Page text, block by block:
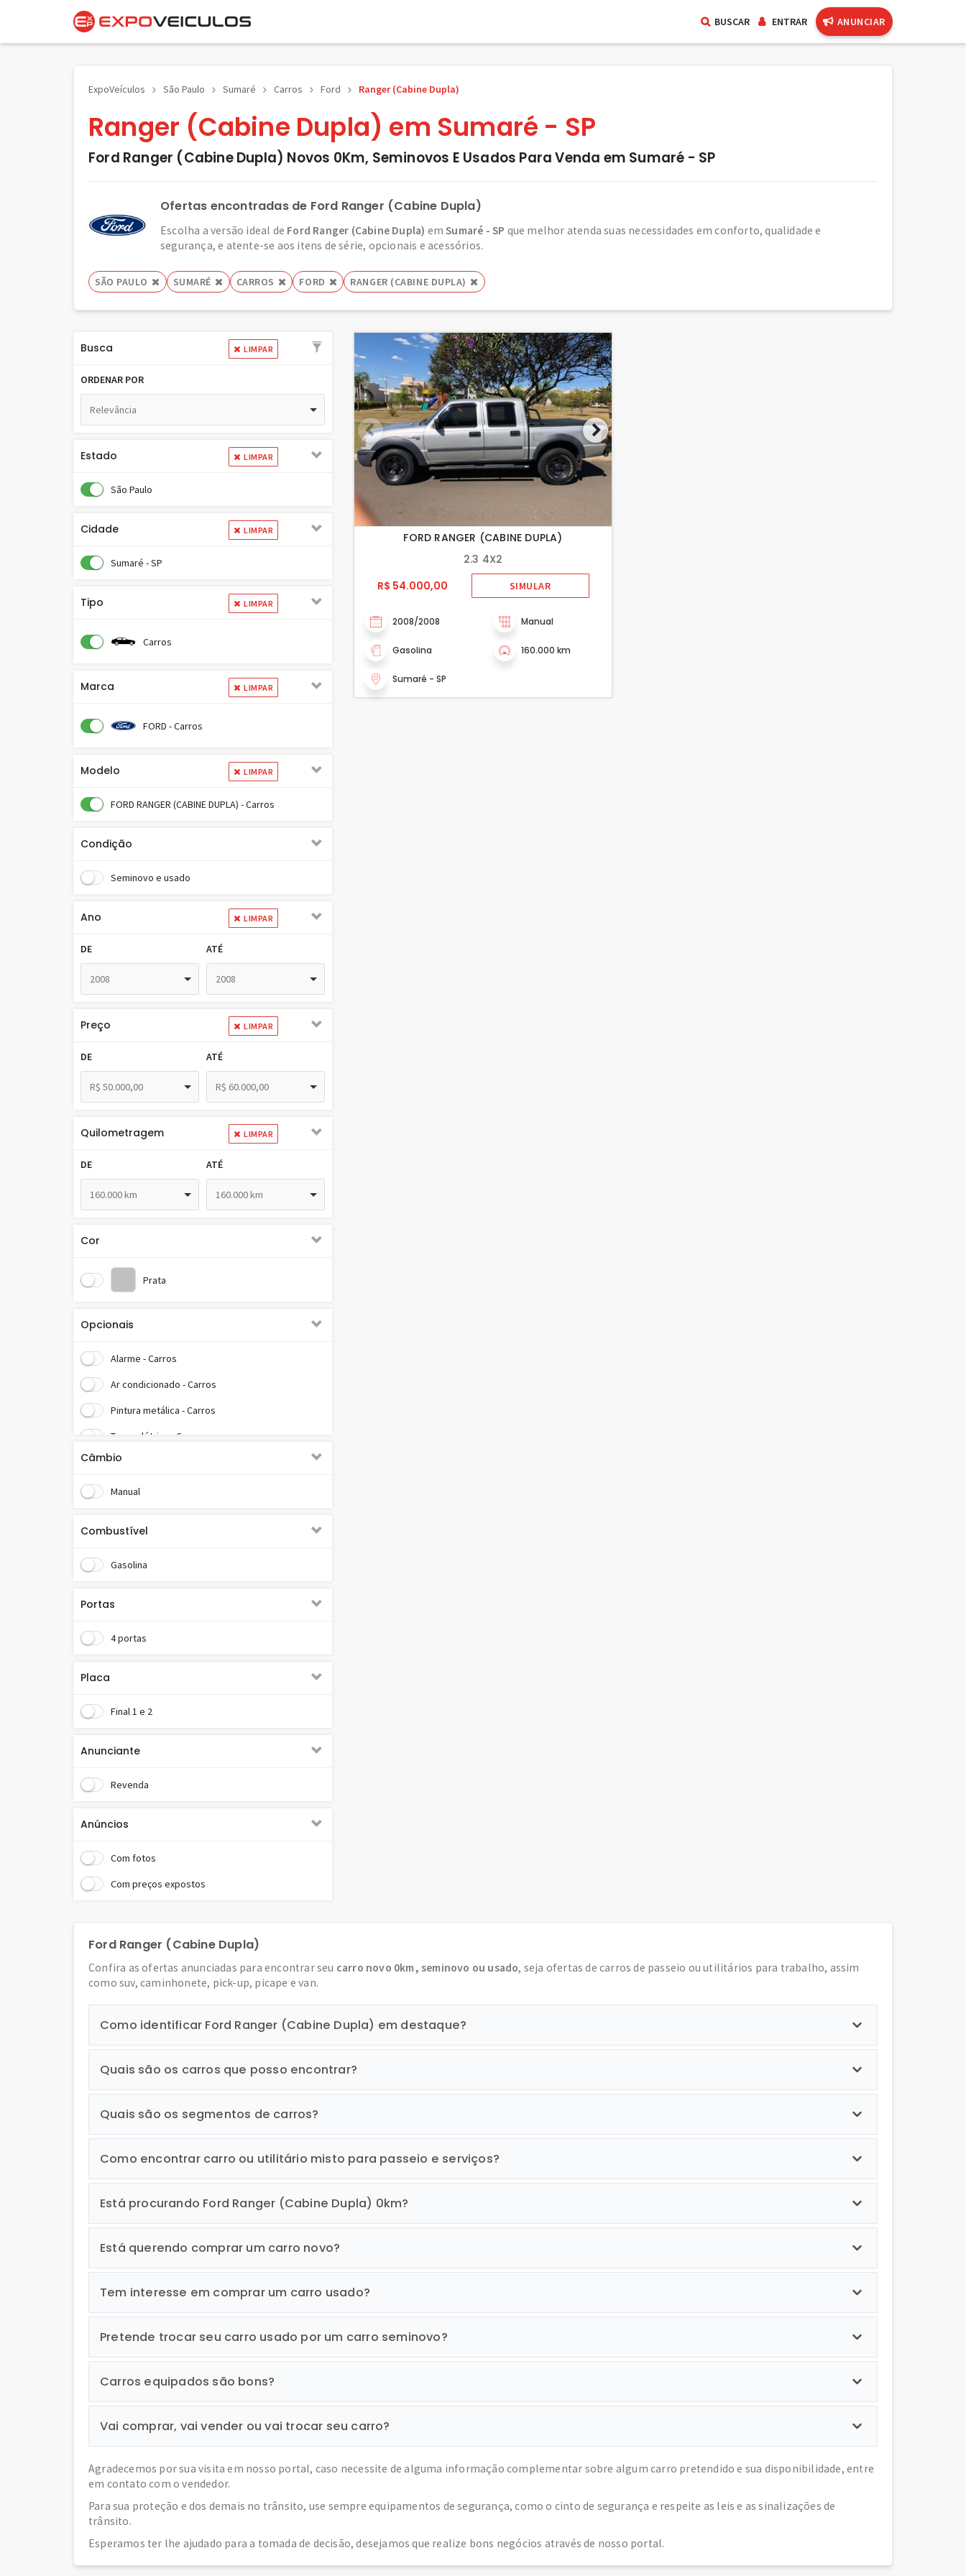
BUSCAR ENTRAR ANUNCIAR
ExpoVeículos São Paulo Sumaré Carros Ford Ranger (Cabine Dupla)
Ranger (Cabine Dupla) em Sumaré - SP
Ford Ranger (Cabine Dupla) Novos 0Km, Seminovos E Usados Para Venda em Sumaré - SP
Ofertas encontradas de Ford Ranger (Cabine Dupla)
Escolha a versão ideal de Ford Ranger (Cabine Dupla) emSumaré - SP que melhor atenda suas necessidades em conforto, qualidade e
segurança, e atente-se aos itens de série, opcionais e acessórios.
SÃO PAULO SUMARÉ CARROS FORD RANGER (CABINE DUPLA)
Busca LIMPAR
ORDENAR POR
Relevância
Estado LIMPAR
São Paulo
Cidade LIMPAR
Sumaré - SP
Tipo LIMPAR
Carros
Marca LIMPAR
FORD - Carros
Modelo LIMPAR
FORD RANGER (CABINE DUPLA) - Carros
Condição
Seminovo e usado
Ano LIMPAR
DE
2008
ATÉ
2008
Preço LIMPAR
DE
R$ 50.000,00
ATÉ
R$ 60.000,00
Quilometragem LIMPAR
DE
160.000 km
ATÉ
160.000 km
Cor
Prata
Opcionais
Alarme - Carros
Ar condicionado - Carros
Pintura metálica - Carros
Trava elétrica - Carros
Volante c/ regulagem altura - Carros
Câmbio
Manual
Combustível
Gasolina
Portas
4 portas
Placa
Final 1 e 2
Anunciante
Revenda
Anúncios
Com fotos
Com preços expostos
FORD RANGER (CABINE DUPLA)
2.3 4X2
R$ 54.000,00
SIMULAR
2008/2008 Manual
Gasolina 160.000 km
Sumaré - SP
Ford Ranger (Cabine Dupla)
Confira as ofertas anunciadas para encontrar seu carro novo 0km, seminovo ou usado, seja ofertas de carros de passeio ou utilitários para trabalho, assim
como suv, caminhonete, pick-up, picape e van.
Como identificar Ford Ranger (Cabine Dupla) em destaque?
Quais são os carros que posso encontrar?
Quais são os segmentos de carros?
Como encontrar carro ou utilitário misto para passeio e serviços?
Está procurando Ford Ranger (Cabine Dupla) 0km?
Está querendo comprar um carro novo?
Tem interesse em comprar um carro usado?
Pretende trocar seu carro usado por um carro seminovo?
Carros equipados são bons?
Vai comprar, vai vender ou vai trocar seu carro?
Agradecemos por sua visita em nosso portal, caso necessite de alguma informação complementar sobre algum carro pretendido e sua disponibilidade, entre
em contato com o vendedor.
Para sua proteção e dos demais no trânsito, use sempre equipamentos de segurança, como o cinto de segurança e respeite as leis e as sinalizações de
trânsito.
Esperamos ter lhe ajudado para a tomada de decisão, desejamos que realize bons negócios através de nosso portal.